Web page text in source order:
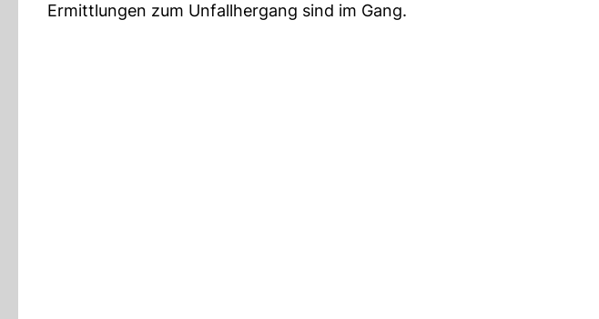
Ermittlungen zum Unfallhergang sind im Gang.